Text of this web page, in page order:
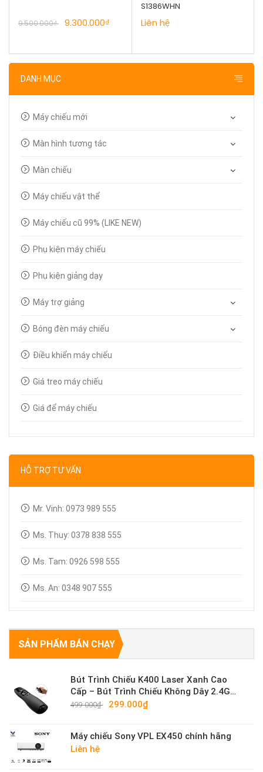
DANH MỤC
Máy chiếu mới
Màn hình tương tác
Màn chiếu
Máy chiếu vật thể
Máy chiếu cũ 99% (LIKE NEW)
Phụ kiện máy chiếu
Phụ kiện giảng dạy
Máy trợ giảng
Bóng đèn máy chiếu
Điều khiển máy chiếu
Giá treo máy chiếu
Giá để máy chiếu
Bút trình chiếu
Linh kiện máy chiếu
HỖ TRỢ TƯ VẤN
Mr. Vinh: 0973 989 555
Ms. Thuy: 0378 838 555
Ms. Tam: 0926 598 555
Ms. An: 0348 907 555
SẢN PHẨM BÁN CHẠY
Bút Trình Chiếu K400 Laser Xanh Cao
Cấp – Bút Trình Chiếu Không Dây 2.4G
Sáng Mạnh
499.000₫ 299.000₫
Máy chiếu Sony VPL EX450 chính hãng
Liên hệ
9.500.000₫ 9.300.000₫
S1386WHN
Liên hệ